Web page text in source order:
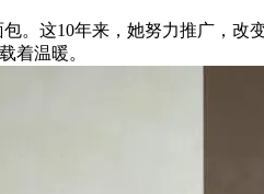
。这10年来，她努力推广，
着温暖。